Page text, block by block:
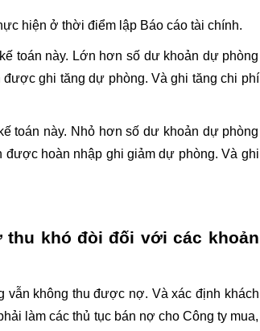
hiện ở thời điểm lập Báo cáo tài chính.
toán này. Lớn hơn số dư khoản dự phòng
ghi tăng dự phòng. Và ghi tăng chi phí
toán này. Nhỏ hơn số dư khoản dự phòng
được hoàn nhập ghi giảm dự phòng. Và ghi
khó đòi đối với các khoản
vẫn không thu được nợ. Và xác định khách
làm các thủ tục bán nợ cho Công ty mua,